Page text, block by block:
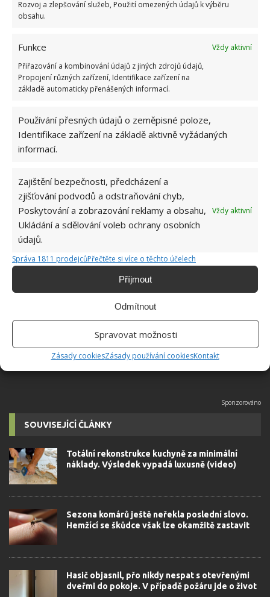
Rozvoj a zlepšování služeb, Použití omezených údajů k výběru
obsahu.
Funkce
Vždy aktivní
Přiřazování a kombinování údajů z jiných zdrojů údajů,
Propojení různých zařízení, Identifikace zařízení na
základě automaticky přenášených informací.
Používání přesných údajů o zeměpisné poloze,
Identifikace zařízení na základě aktivně vyžádaných
informací.
Zajištění bezpečnosti, předcházení a
zjišťování podvodů a odstraňování chyb,
Poskytování a zobrazování reklamy a obsahu,
Ukládání a sdělování voleb ochrany osobních
údajů.
Vždy aktivní
Správa 1811 prodejcůPřečtěte si více o těchto účelech
Příjmout
Odmítnout
Spravovat možnosti
Zásady cookiesZásady používání cookiesKontakt
CHRYZANTÉMA RADA
Jiří Kolář
univerzity, který je již od malička
SOUVISEJÍCÍ ČLÁNKY
Totální rekonstrukce kuchyně za minimální
náklady. Výsledek vypadá luxusně (video)
Sezona komárů ještě neřekla poslední slovo.
Hemžící se škůdce však lze okamžitě zastavit
Hasič objasnil, přo nikdy nespat s otevřenými
dveřmi do pokoje. V případě požáru jde o život